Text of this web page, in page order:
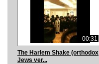
00:31
The Harlem Shake (orthodox
Jews ver...